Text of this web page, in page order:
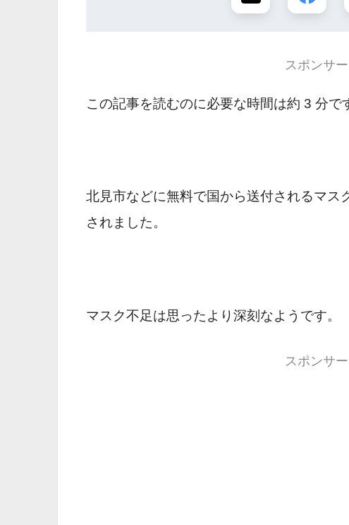
スポンサ
この記事を読むのに必要な時間は約 3 分で
北見市などに無料で国から送付されるマス
されました。
マスク不足は思ったより深刻なようです。
スポンサ